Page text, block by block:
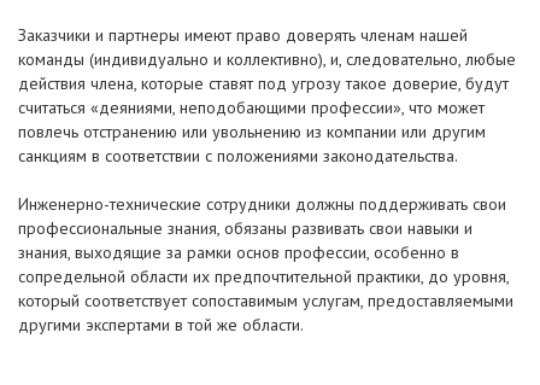
Заказчики и партнеры имеют право доверять членам нашей
команды (индивидуально и коллективно), и, следовательно, любые
действия члена, которые ставят под угрозу такое доверие, будут
считаться «деяниями, неподобающими профессии», что может
повлечь отстранению или увольнению из компании или другим
санкциям в соответствии с положениями законодательства.
Инженерно-технические сотрудники должны поддерживать свои
профессиональные знания, обязаны развивать свои навыки и
знания, выходящие за рамки основ профессии, особенно в
сопредельной области их предпочтительной практики, до уровня,
который соответствует сопоставимым услугам, предоставляемыми
другими экспертами в той же области.